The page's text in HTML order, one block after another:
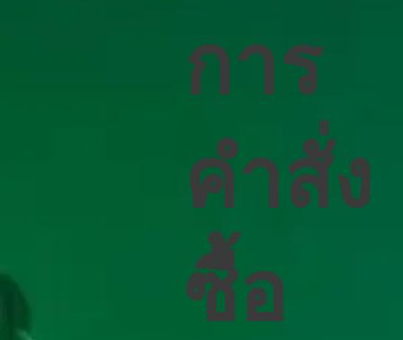
การ
คําสั่ง
ซื้อ